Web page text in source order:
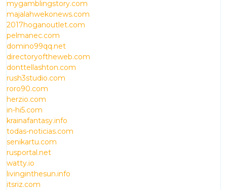
mygamblingstory.com
majalahwekonews.com
2017hoganoutlet.com
pelmanec.com
domino99qq.net
directoryoftheweb.com
donttellashton.com
rush3studio.com
roro90.com
herzio.com
in-hi5.com
krainafantasy.info
todas-noticias.com
senikartu.com
rusportal.net
watty.io
livinginthesun.info
itsriz.com